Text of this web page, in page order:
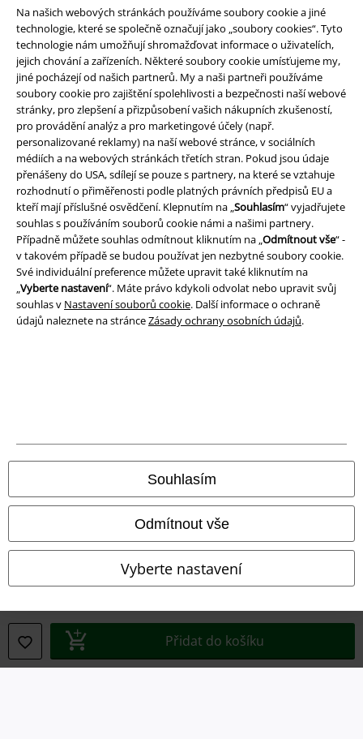
Na našich webových stránkách používáme soubory cookie a jiné
technologie, které se společně označují jako „soubory cookies“. Tyto
technologie nám umožňují shromažďovat informace o uživatelích,
jejich chování a zařízeních. Některé soubory cookie umísťujeme my,
jiné pocházejí od našich partnerů. My a naši partneři používáme
soubory cookie pro zajištění spolehlivosti a bezpečnosti naší webové
stránky, pro zlepšení a přizpůsobení vašich nákupních zkušeností,
pro provádění analýz a pro marketingové účely (např.
personalizované reklamy) na naší webové stránce, v sociálních
médiích a na webových stránkách třetích stran. Pokud jsou údaje
přenášeny do USA, sdílejí se pouze s partnery, na které se vztahuje
rozhodnutí o přiměřenosti podle platných právních předpisů EU a
kteří mají příslušné osvědčení. Klepnutím na „Souhlasím“ vyjadřujete
souhlas s používáním souborů cookie námi a našimi partnery.
Případně můžete souhlas odmítnout kliknutím na „Odmítnout vše“ -
v takovém případě se budou používat jen nezbytné soubory cookie.
Své individuální preference můžete upravit také kliknutím na
„Vyberte nastavení“. Máte právo kdykoli odvolat nebo upravit svůj
souhlas v Nastavení souborů cookie. Další informace o ochraně
údajů naleznete na stránceZásady ochrany osobních údajů.
Souhlasím
Odmítnout vše
Vyberte nastavení
Přidat do košíku
Stáhněte si novou EMP aplikaci zdarma a využijte všechny nové
funkce a výhody!
A Warner Music Group Company
Ochrana osobních údajů
Likvidace odpadu a ochrana životního prostředí
Informace o přístupnosti
Nastavení souborů cookie
Odstoupení od smlouvy